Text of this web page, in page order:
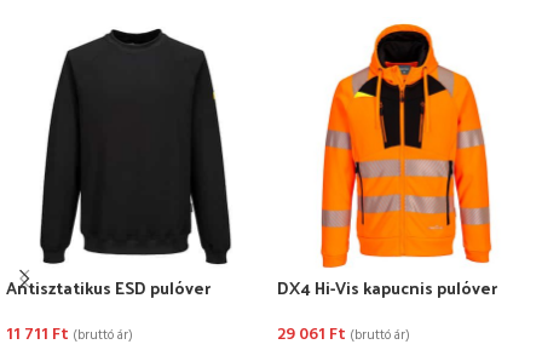
Antisztatikus ESD pulóver
11 711 Ft (bruttó ár)
DX4 Hi-Vis kapucnis pulóver
29 061 Ft (bruttó ár)